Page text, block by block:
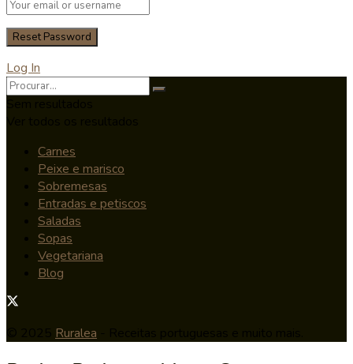
Log In
Carnes
Peixe e marisco
Sobremesas
Entradas e petiscos
Saladas
Sopas
Vegetariana
Blog
Ruralea